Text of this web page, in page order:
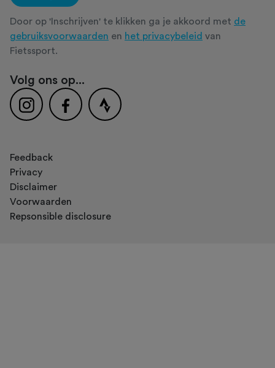
Door op 'Inschrijven' te klikken ga je akkoord met de
gebruiksvoorwaarden en het privacybeleid van
Fietssport.
Volg ons op...
Feedback
Privacy
Disclaimer
Voorwaarden
Repsonsible disclosure